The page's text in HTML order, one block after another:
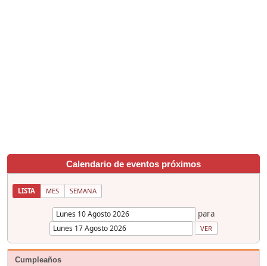
Calendario de eventos próximos
LISTA MES SEMANA
para
Cumpleaños